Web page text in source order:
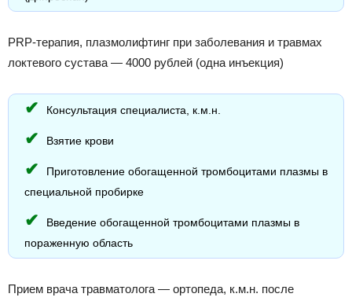
PRP-терапия, плазмолифтинг при заболевания и травмах
локтевого сустава — 4000 рублей (одна инъекция)
Консультация специалиста, к.м.н.
Взятие крови
Приготовление обогащенной тромбоцитами плазмы в
специальной пробирке
Введение обогащенной тромбоцитами плазмы в
пораженную область
Прием врача травматолога — ортопеда, к.м.н. после